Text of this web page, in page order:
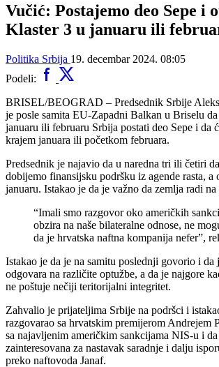
Vučić: Postajemo deo Sepe i
Klaster 3 u januaru ili
Politika Srbija 19. decembar 2024. 08:05
Podeli:
BRISEL/BEOGRAD – Predsednik Srbije
je posle samita EU-Zapadni Balkan u Briselu
januaru ili februaru Srbija postati deo Sepe i da
krajem januara ili početkom februara.
Predsednik je najavio da u naredna tri ili četiri
dobijemo finansijsku podršku iz agende rasta, a
januaru. Istakao je da je važno da zemlja radi
“Imali smo razgovor oko američkih
obzira na naše bilateralne odnose, ne
da je hrvatska naftna kompanija nefer”,
Istakao je da je na samitu poslednji govorio i da
odgovara na različite optužbe, a da je najgore
ne poštuje nečiji teritorijalni integritet.
Zahvalio je prijateljima Srbije na podršci i
razgovarao sa hrvatskim premijerom Andrejem
sa najavljenim američkim sankcijama NIS-u i
zainteresovana za nastavak saradnje i dalju
preko naftovoda Janaf.